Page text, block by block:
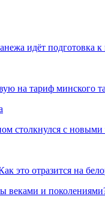
идёт подготовка
на тариф минского
столкнулся с новыми
это отразится на
веками и